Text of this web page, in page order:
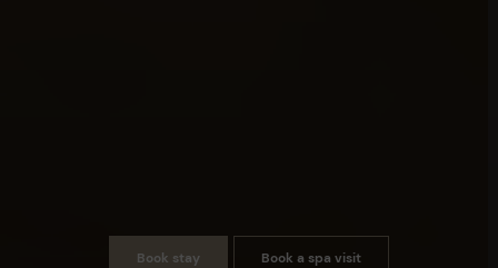
Book stay Book a spa visit